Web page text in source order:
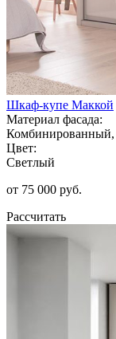
Шкаф-купе Маккой
Материал фасада:
Комбинированный,
Цвет:
Светлый
от 75 000 руб.
Рассчитать